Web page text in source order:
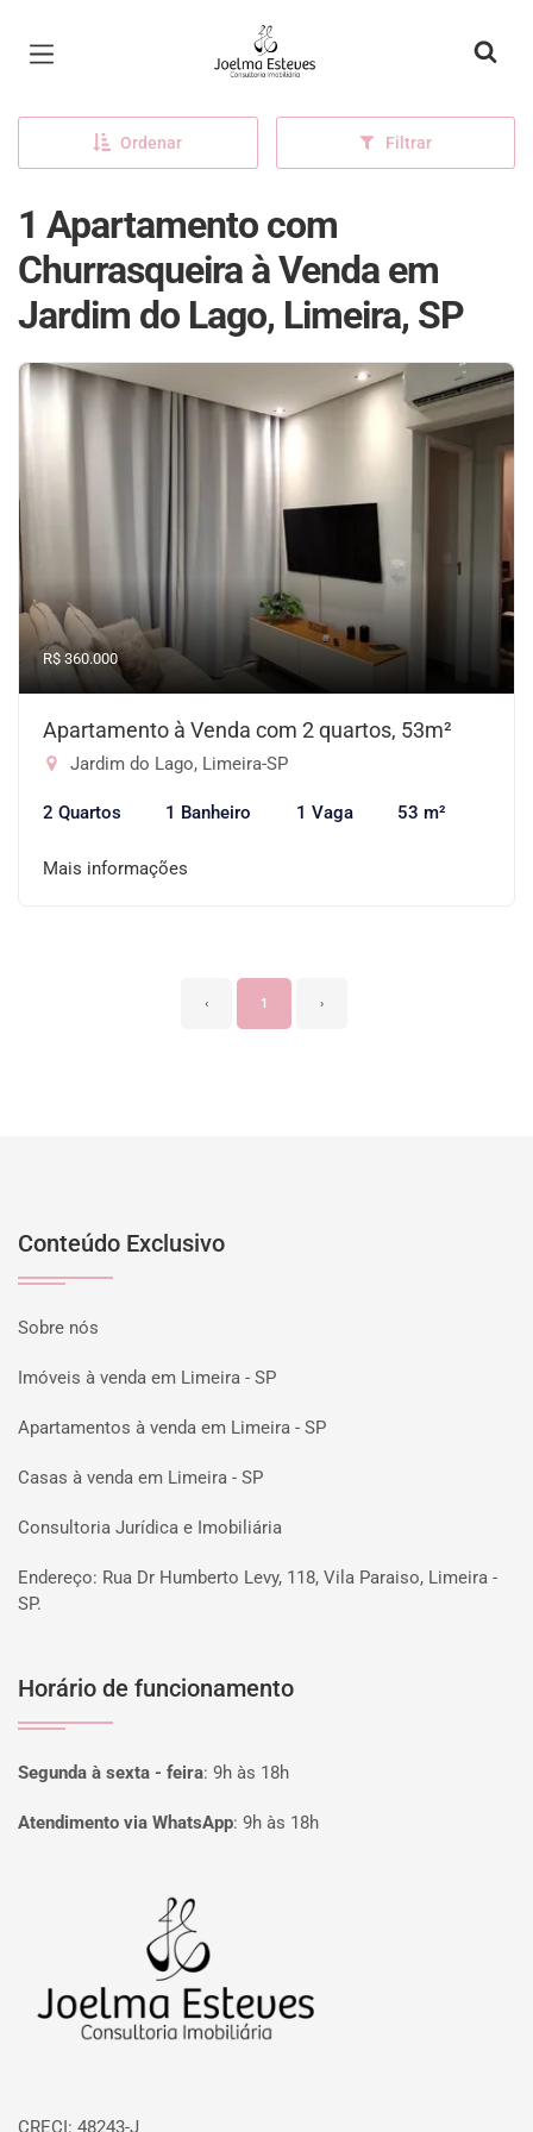
Página inicial
Ordenar Filtrar
1 Apartamento com
Churrasqueira à Venda em
Jardim do Lago, Limeira, SP
R$ 360.000
Apartamento à Venda com 2 quartos, 53m²
Jardim do Lago, Limeira-SP
2 Quartos 1 Banheiro 1 Vaga 53 m²
Mais informações
‹ 1 ›
Conteúdo Exclusivo
Sobre nós
Imóveis à venda em Limeira - SP
Apartamentos à venda em Limeira - SP
Casas à venda em Limeira - SP
Consultoria Jurídica e Imobiliária
Endereço: Rua Dr Humberto Levy, 118, Vila Paraiso, Limeira -
SP.
Horário de funcionamento
Segunda à sexta - feira: 9h às 18h
Atendimento via WhatsApp: 9h às 18h
CRECI: 48243-J